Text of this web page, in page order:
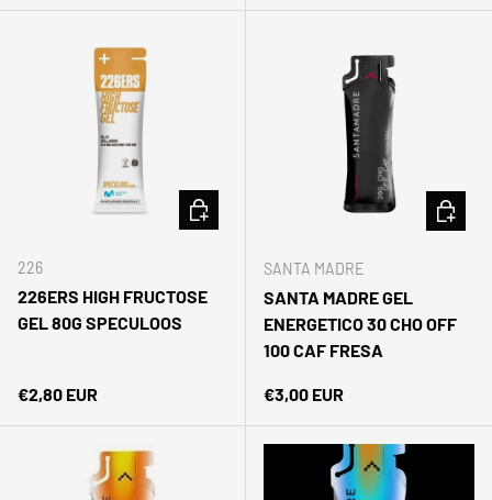
226
226ERS HIGH FRUCTOSE
GEL 80G SPECULOOS
Precio normal
€2,80 EUR
AÑADIR AL CARRITO
SANTA MADRE
SANTA MADRE GEL
ENERGETICO 30 CHO OFF
100 CAF FRESA
Precio normal
€3,00 EUR